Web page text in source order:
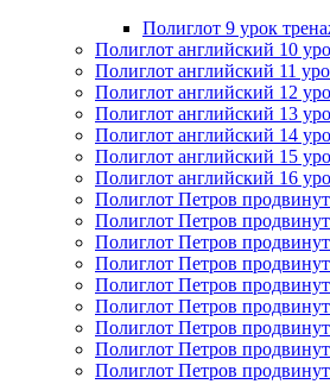
Полиглот 9 урок
Полиглот английский 10
Полиглот английский 11
Полиглот английский 12
Полиглот английский 13
Полиглот английский 14
Полиглот английский 15
Полиглот английский 16
Полиглот Петров
Полиглот Петров
Полиглот Петров
Полиглот Петров
Полиглот Петров
Полиглот Петров
Полиглот Петров
Полиглот Петров
Полиглот Петров